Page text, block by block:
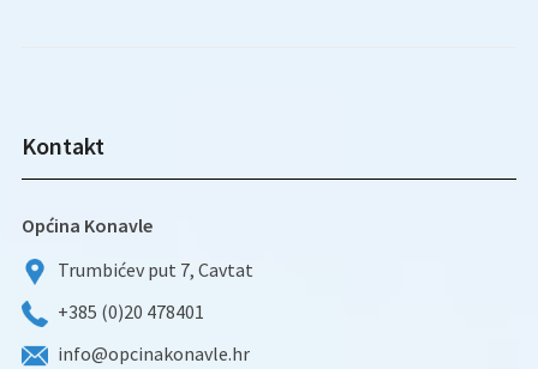
Kontakt
Općina Konavle
Trumbićev put 7, Cavtat
+385 (0)20 478401
info@opcinakonavle.hr